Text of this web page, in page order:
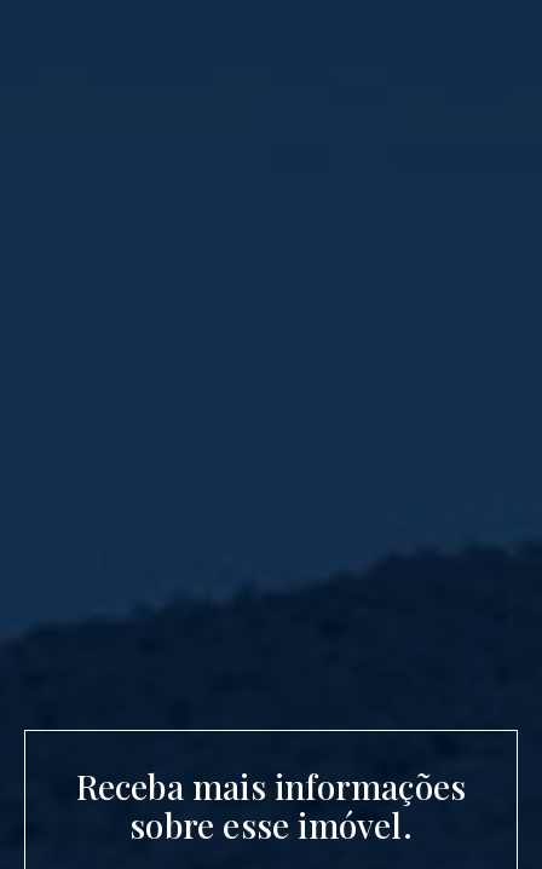
Receba mais informações
sobre esse imóvel.